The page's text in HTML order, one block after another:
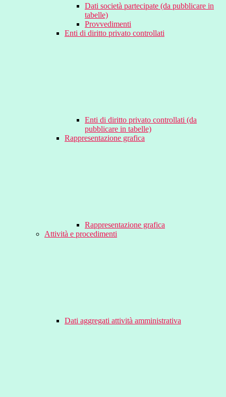
Dati società partecipate (da pubblicare in
tabelle)
Provvedimenti
Enti di diritto privato controllati
Enti di diritto privato controllati (da
pubblicare in tabelle)
Rappresentazione grafica
Rappresentazione grafica
Attività e procedimenti
Dati aggregati attività amministrativa